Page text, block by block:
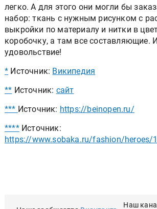
легко. А для этого они могли бы
набор: ткань с нужным рисунком с
выкройки по материалу и нитки в
коробочку, а там все составляющие.
удовольствие!
* Источник: Википедия
** Источник: сайт
*** Источник: https://beinopen.ru/
****Источник:
https://www.sobaka.ru/fashion/heroes/
Наш